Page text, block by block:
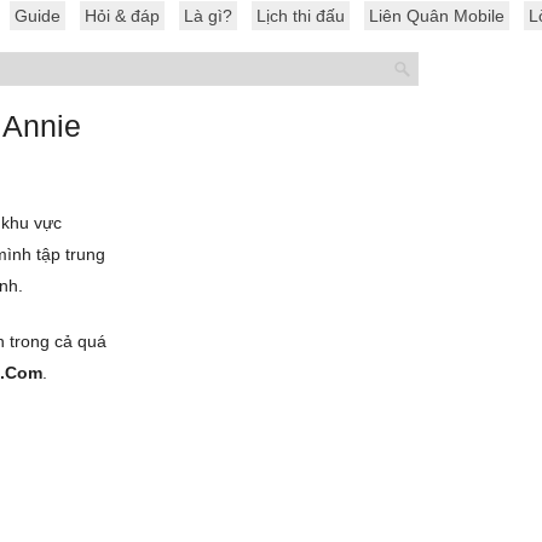
Guide Hỏi & đáp Là gì? Lịch thi đấu Liên Quân Mobile
vực
tập trung
trong cả quá